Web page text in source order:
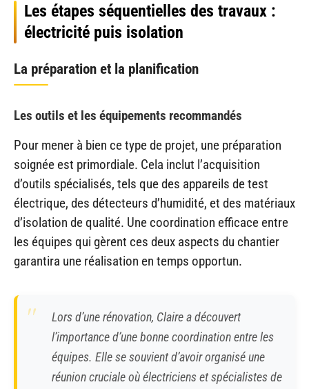
Les étapes séquentielles des travaux :
électricité puis isolation
La préparation et la planification
Les outils et les équipements recommandés
Pour mener à bien ce type de projet, une préparation
soignée est primordiale. Cela inclut l’acquisition
d’outils spécialisés, tels que des appareils de test
électrique, des détecteurs d’humidité, et des matériaux
d’isolation de qualité. Une coordination efficace entre
les équipes qui gèrent ces deux aspects du chantier
garantira une réalisation en temps opportun.
Lors d’une rénovation, Claire a découvert
l’importance d’une bonne coordination entre les
équipes. Elle se souvient d’avoir organisé une
réunion cruciale où électriciens et spécialistes de